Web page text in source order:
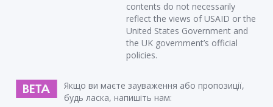
contents do not necessarily
reflect the views of USAID or the
United States Government and
the UK government’s official
policies.
Якщо ви маєте зауваження або пропозиції,
будь ласка, напишіть нам: